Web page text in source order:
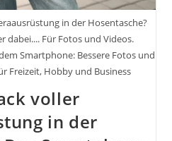
in der Hosentasche?
dabei.... Für Fotos und Videos.
Smartphone: Bessere Fotos und
Freizeit, Hobby und Business
voller
in der